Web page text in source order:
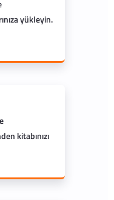
yükleyin.
kitabınızı